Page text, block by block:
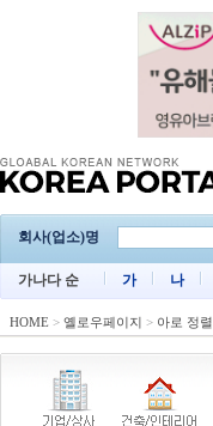
회사(업소)명
가나다 순 가 나
HOME > 옐로우페이지 > 아로 정렬